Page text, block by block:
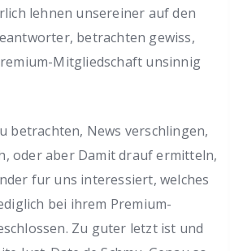
lehnen unsereiner auf den
betrachten gewiss,
Mitgliedschaft unsinnig
betrachten, News verschlingen,
oder aber Damit drauf ermitteln,
fur uns interessiert, welches
bei ihrem Premium-
Zu guter letzt ist und